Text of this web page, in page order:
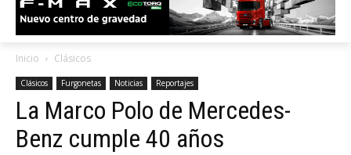
Inicio Clásicos
Clásicos Furgonetas Noticias Reportajes
La Marco Polo de Mercedes-
Benz cumple 40 años